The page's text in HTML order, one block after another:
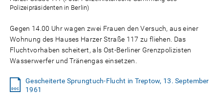
Polizeipräsidenten in Berlin)
Gegen 14.00 Uhr wagen zwei Frauen den Versuch, aus einer
Wohnung des Hauses Harzer Straße 117 zu fliehen. Das
Fluchtvorhaben scheitert, als Ost-Berliner Grenzpolizisten
Wasserwerfer und Tränengas einsetzen.
Gescheiterte Sprungtuch-Flucht in Treptow, 13. September
1961